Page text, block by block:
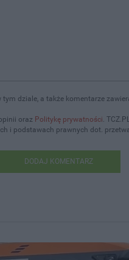
dziale, a także komentarze
oraz Politykę prywatności .
i podstawach prawnych dot.
DODAJ KOMENTARZ